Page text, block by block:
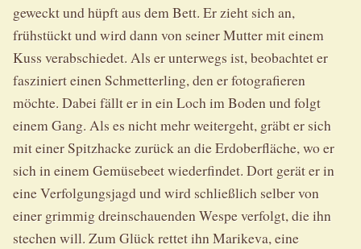
geweckt und hüpft aus dem Bett. Er zieht sich an,
frühstückt und wird dann von seiner Mutter mit einem
Kuss verabschiedet. Als er unterwegs ist, beobachtet er
fasziniert einen Schmetterling, den er fotografieren
möchte. Dabei fällt er in ein Loch im Boden und folgt
einem Gang. Als es nicht mehr weitergeht, gräbt er sich
mit einer Spitzhacke zurück an die Erdoberfläche, wo er
sich in einem Gemüsebeet wiederfindet. Dort gerät er in
eine Verfolgungsjagd und wird schließlich selber von
einer grimmig dreinschauenden Wespe verfolgt, die ihn
stechen will. Zum Glück rettet ihn Marikeva, eine